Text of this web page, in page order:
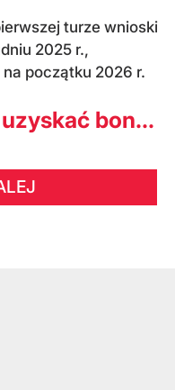
turze wnioski
2025 r.,
na początku 2026 r.
bon...